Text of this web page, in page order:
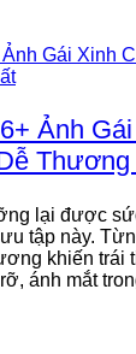
Ảnh
Thương
lại được
tập này.
khiến trái
ánh mắt